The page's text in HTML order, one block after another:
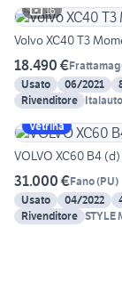
16
Volvo XC40 T3
18.490 €
Usato
06/2021
Rivenditore
Vetrina
VOLVO XC60 B4
31.000 €Fano(PU)
Usato
04/2022
Rivenditore STYLE